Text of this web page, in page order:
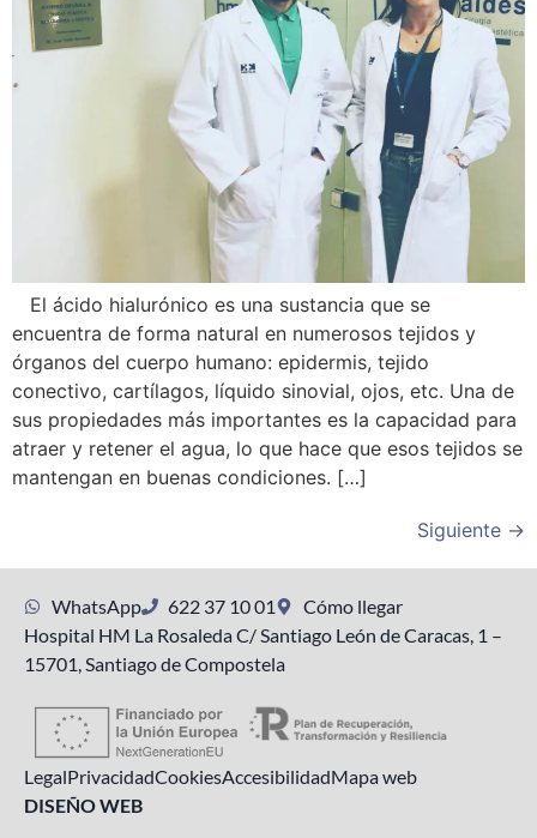
El ácido hialurónico es una sustancia que se
encuentra de forma natural en numerosos tejidos y
órganos del cuerpo humano: epidermis, tejido
conectivo, cartílagos, líquido sinovial, ojos, etc. Una de
sus propiedades más importantes es la capacidad para
atraer y retener el agua, lo que hace que esos tejidos se
mantengan en buenas condiciones. […]
Siguiente →
WhatsApp 622 37 10 01
Cómo llegar
Hospital HM La Rosaleda C/ Santiago León de Caracas, 1 –
15701, Santiago de Compostela
LegalPrivacidadCookiesAccesibilidadMapa web
DISEÑO WEB